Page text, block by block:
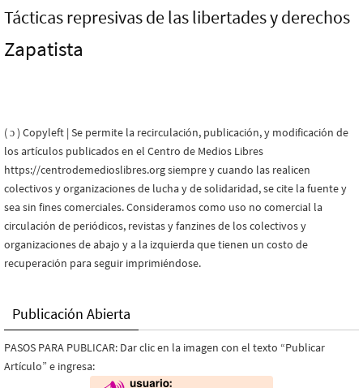
Tácticas represivas de las libertades y derechos
Zapatista
( ɔ ) Copyleft | Se permite la recirculación, publicación, y modificación de
los artículos publicados en el Centro de Medios Libres
https://centrodemedioslibres.org siempre y cuando las realicen
colectivos y organizaciones de lucha y de solidaridad, se cite la fuente y
sea sin fines comerciales. Consideramos como uso no comercial la
circulación de periódicos, revistas y fanzines de los colectivos y
organizaciones de abajo y a la izquierda que tienen un costo de
recuperación para seguir imprimiéndose.
Publicación Abierta
PASOS PARA PUBLICAR: Dar clic en la imagen con el texto “Publicar
Artículo” e ingresa: